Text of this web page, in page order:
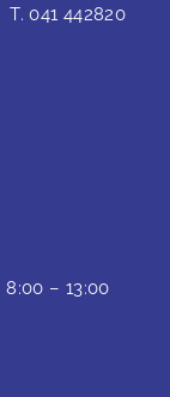
T. 041 442820
8:00 – 13:00